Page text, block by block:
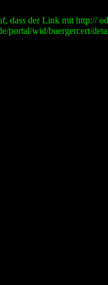
dass der Link mit http://
portal/wid/buergercert/